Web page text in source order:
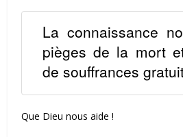
La connaissance
pièges de la mort
de souffrances
Que Dieu nous aide !